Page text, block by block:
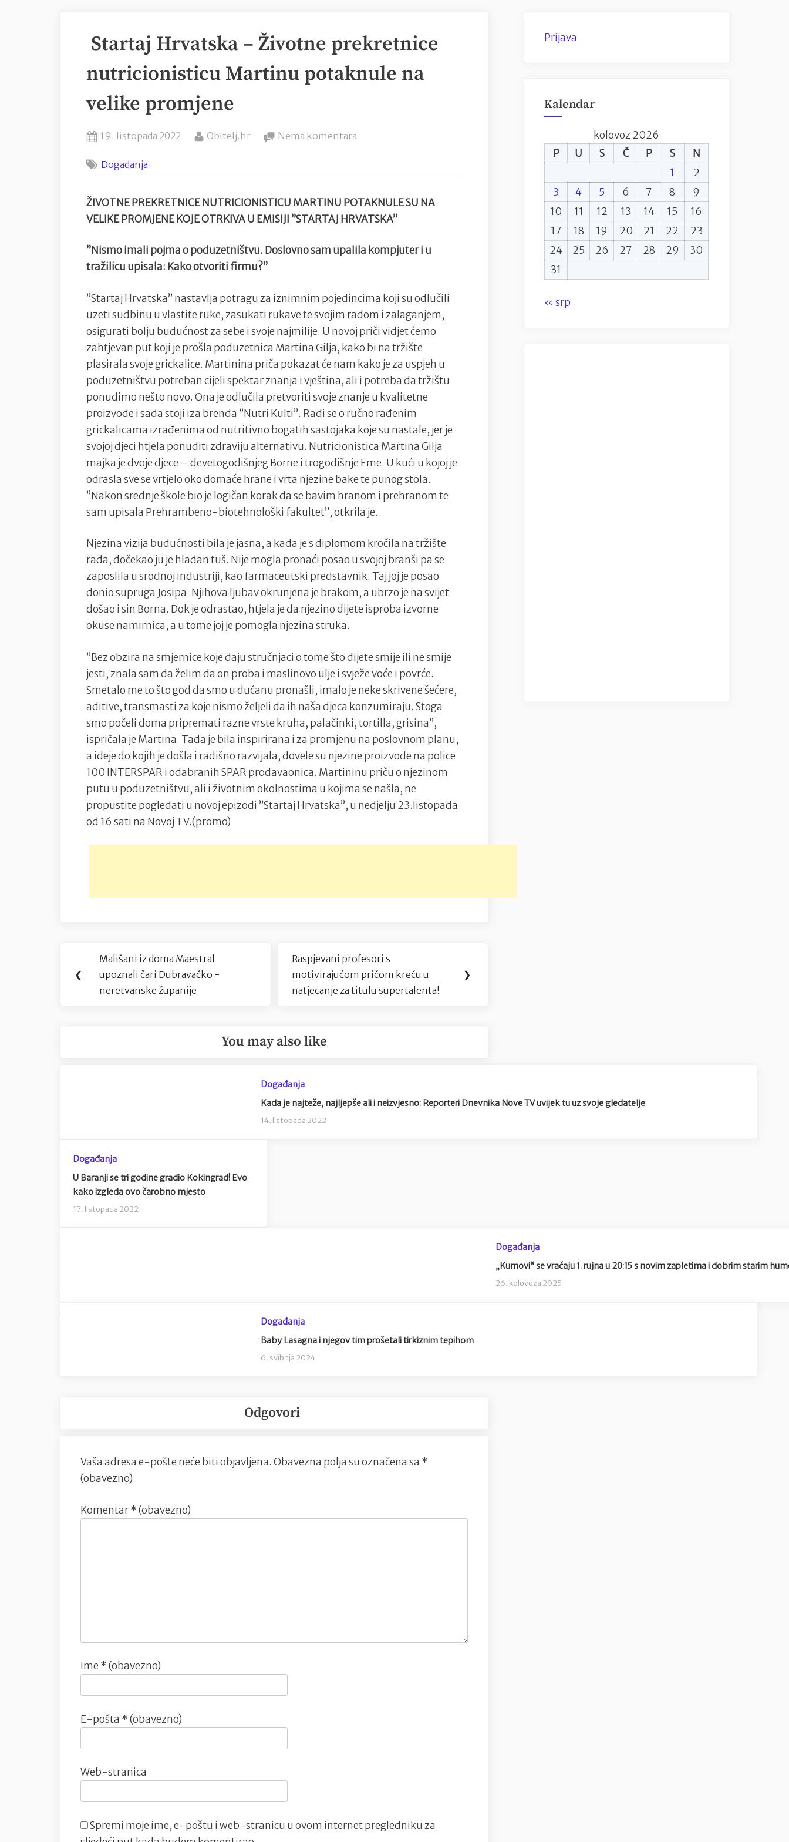
Startaj Hrvatska – Životne prekretnice
nutricionisticu Martinu potaknule na
velike promjene
Posted
19. listopada 2022 By
Obitelj.hr Nema komentara
Životne
prekretnice
Martinu
velike
promjene
Događanja
ŽIVOTNE PREKRETNICE NUTRICIONISTICU MARTINU POTAKNULE SU NA
VELIKE PROMJENE KOJE OTRKIVA U EMISIJI ”STARTAJ HRVATSKA”
”Nismo imali pojma o poduzetništvu. Doslovno sam upalila kompjuter i u
tražilicu upisala: Kako otvoriti firmu?”
”Startaj Hrvatska” nastavlja potragu za iznimnim pojedincima koji su odlučili
uzeti sudbinu u vlastite ruke, zasukati rukave te svojim radom i zalaganjem,
osigurati bolju budućnost za sebe i svoje najmilije. U novoj priči vidjet ćemo
zahtjevan put koji je prošla poduzetnica Martina Gilja, kako bi na tržište
plasirala svoje grickalice. Martinina priča pokazat će nam kako je za uspjeh u
poduzetništvu potreban cijeli spektar znanja i vještina, ali i potreba da tržištu
ponudimo nešto novo. Ona je odlučila pretvoriti svoje znanje u kvalitetne
proizvode i sada stoji iza brenda ”Nutri Kulti”. Radi se o ručno rađenim
grickalicama izrađenima od nutritivno bogatih sastojaka koje su nastale, jer je
svojoj djeci htjela ponuditi zdraviju alternativu. Nutricionistica Martina Gilja
majka je dvoje djece – devetogodišnjeg Borne i trogodišnje Eme. U kući u kojoj je
odrasla sve se vrtjelo oko domaće hrane i vrta njezine bake te punog stola.
”Nakon srednje škole bio je logičan korak da se bavim hranom i prehranom te
sam upisala Prehrambeno-biotehnološki fakultet”, otkrila je.
Njezina vizija budućnosti bila je jasna, a kada je s diplomom kročila na tržište
rada, dočekao ju je hladan tuš. Nije mogla pronaći posao u svojoj branši pa se
zaposlila u srodnoj industriji, kao farmaceutski predstavnik. Taj joj je posao
donio supruga Josipa. Njihova ljubav okrunjena je brakom, a ubrzo je na svijet
došao i sin Borna. Dok je odrastao, htjela je da njezino dijete isproba izvorne
okuse namirnica, a u tome joj je pomogla njezina struka.
”Bez obzira na smjernice koje daju stručnjaci o tome što dijete smije ili ne smije
jesti, znala sam da želim da on proba i maslinovo ulje i svježe voće i povrće.
Smetalo me to što god da smo u dućanu pronašli, imalo je neke skrivene šećere,
aditive, transmasti za koje nismo željeli da ih naša djeca konzumiraju. Stoga
smo počeli doma pripremati razne vrste kruha, palačinki, tortilla, grisina”,
ispričala je Martina. Tada je bila inspirirana i za promjenu na poslovnom planu,
a ideje do kojih je došla i radišno razvijala, dovele su njezine proizvode na police
100 INTERSPAR i odabranih SPAR prodavaonica. Martininu priču o njezinom
putu u poduzetništvu, ali i životnim okolnostima u kojima se našla, ne
propustite pogledati u novoj epizodi ”Startaj Hrvatska”, u nedjelju 23.listopada
od 16 sati na Novoj TV.(promo)
Navigacija
objava
❮
Previous
Post:
Mališani iz doma Maestral
upoznali čari Dubravačko -
neretvanske županije
Next
Post:
Raspjevani profesori s
motivirajućom pričom kreću u
natjecanje za titulu supertalenta!
❯
You may also like
Događanja
Kada je najteže, najljepše ali i neizvjesno: Reporteri Dnevnika Nove TV uvijek tu uz svoje gledatelje
14. listopada 2022
Događanja
U Baranji se tri godine gradio Kokingrad! Evo
kako izgleda ovo čarobno mjesto
17. listopada 2022
Događanja
„Kumovi“ se vraćaju 1. rujna u 20:15 s novim zapletima i dobrim starim
26. kolovoza 2025
Događanja
Baby Lasagna i njegov tim prošetali tirkiznim tepihom
6. svibnja 2024
Odgovori
Vaša adresa e-pošte neće biti objavljena. Obavezna polja su označena sa *
(obavezno)
Komentar* (obavezno)
Ime * (obavezno)
E-pošta * (obavezno)
Web-stranica
Spremi moje ime, e-poštu i web-stranicu u ovom internet pregledniku za
Prijava
Kalendar
kolovoz 2026
P
U S Č P S
N
1
2
3
4 5 6 7 8
9
10
11 12 13 14 15
16
17
18 19 20 21 22
23
24
25 26 27 28 29
30
31
« srp